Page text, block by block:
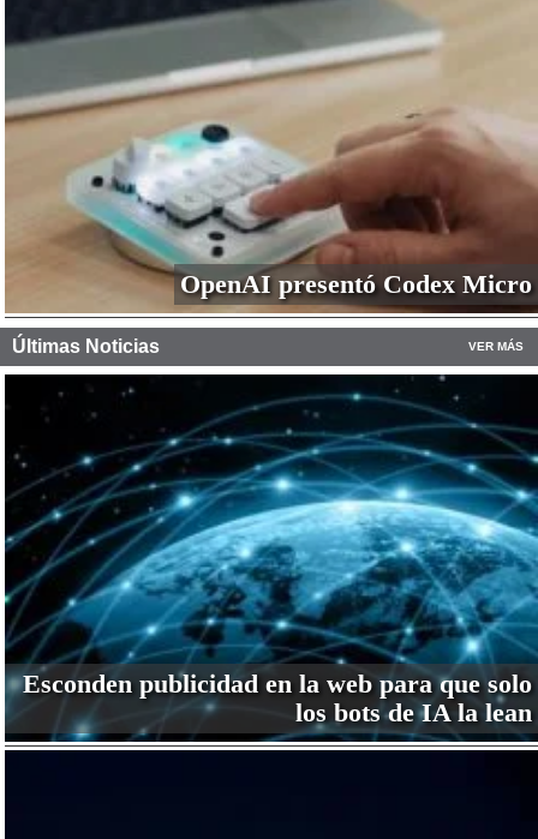
OpenAI presentó Codex Micro
Últimas Noticias VER MÁS
Esconden publicidad en la web para que solo
los bots de IA la lean